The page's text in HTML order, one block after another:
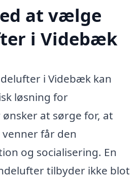
at vælge
i Videbæk
i Videbæk kan
løsning for
at sørge for, at
får den
og socialisering. En
tilbyder ikke blot